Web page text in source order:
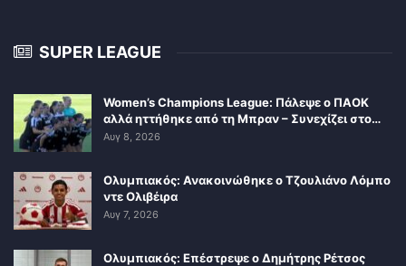
SUPER LEAGUE
Women’s Champions League: Πάλεψε ο ΠΑΟΚ
αλλά ηττήθηκε από τη Μπραν – Συνεχίζει στο…
Αυγ 8, 2026
Ολυμπιακός: Ανακοινώθηκε ο Τζουλιάνο Λόμπο
ντε Ολιβέιρα
Αυγ 7, 2026
Ολυμπιακός: Επέστρεψε ο Δημήτρης Ρέτσος